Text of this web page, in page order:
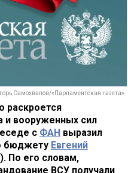
Самохвалов/«Парламентская газета»
раскроется
и вооруженных сил
с ФАН выразил
бюджету Евгений
По его словам,
ВСУ получали